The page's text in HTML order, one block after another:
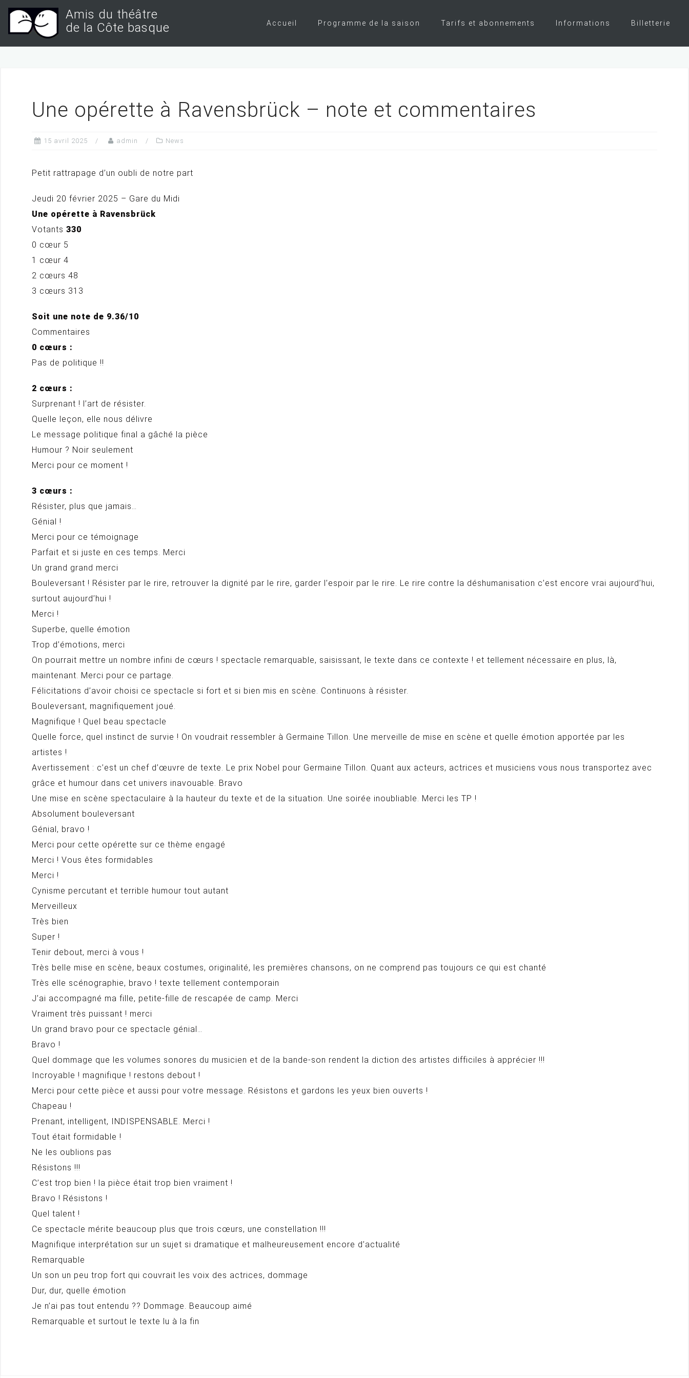
Amis du théâtre
de la Côte basque
Accueil Programme de la saison Tarifs et abonnements Informations Billetterie
Une opérette à Ravensbrück – note et commentaires
15 avril 2025 admin News
Petit rattrapage d’un oubli de notre part
Jeudi 20 février 2025 – Gare du Midi
Une opérette à Ravensbrück
Votants 330
0 cœur 5
1 cœur 4
2 cœurs 48
3 cœurs 313
Soit une note de 9.36/10
Commentaires
0 cœurs :
Pas de politique !!
2 cœurs :
Surprenant ! l’art de résister.
Quelle leçon, elle nous délivre
Le message politique final a gâché la pièce
Humour ? Noir seulement
Merci pour ce moment !
3 cœurs :
Résister, plus que jamais…
Génial !
Merci pour ce témoignage
Parfait et si juste en ces temps. Merci
Un grand grand merci
Bouleversant ! Résister par le rire, retrouver la dignité par le rire, garder l’espoir par le rire. Le rire contre la déshumanisation c’est encore vrai aujourd’hui,
surtout aujourd’hui !
Merci !
Superbe, quelle émotion
Trop d’émotions, merci
On pourrait mettre un nombre infini de cœurs ! spectacle remarquable, saisissant, le texte dans ce contexte ! et tellement nécessaire en plus, là,
maintenant. Merci pour ce partage.
Félicitations d’avoir choisi ce spectacle si fort et si bien mis en scène. Continuons à résister.
Bouleversant, magnifiquement joué.
Magnifique ! Quel beau spectacle
Quelle force, quel instinct de survie ! On voudrait ressembler à Germaine Tillon. Une merveille de mise en scène et quelle émotion apportée par les
artistes !
Avertissement : c’est un chef d’œuvre de texte. Le prix Nobel pour Germaine Tillon. Quant aux acteurs, actrices et musiciens vous nous transportez avec
grâce et humour dans cet univers inavouable. Bravo
Une mise en scène spectaculaire à la hauteur du texte et de la situation. Une soirée inoubliable. Merci les TP !
Absolument bouleversant
Génial, bravo !
Merci pour cette opérette sur ce thème engagé
Merci ! Vous êtes formidables
Merci !
Cynisme percutant et terrible humour tout autant
Merveilleux
Très bien
Super !
Tenir debout, merci à vous !
Très belle mise en scène, beaux costumes, originalité, les premières chansons, on ne comprend pas toujours ce qui est chanté
Très elle scénographie, bravo ! texte tellement contemporain
J’ai accompagné ma fille, petite-fille de rescapée de camp. Merci
Vraiment très puissant ! merci
Un grand bravo pour ce spectacle génial…
Bravo !
Quel dommage que les volumes sonores du musicien et de la bande-son rendent la diction des artistes difficiles à apprécier !!!
Incroyable ! magnifique ! restons debout !
Merci pour cette pièce et aussi pour votre message. Résistons et gardons les yeux bien ouverts !
Chapeau !
Prenant, intelligent, INDISPENSABLE. Merci !
Tout était formidable !
Ne les oublions pas
Résistons !!!
C’est trop bien ! la pièce était trop bien vraiment !
Bravo ! Résistons !
Quel talent !
Ce spectacle mérite beaucoup plus que trois cœurs, une constellation !!!
Magnifique interprétation sur un sujet si dramatique et malheureusement encore d’actualité
Remarquable
Un son un peu trop fort qui couvrait les voix des actrices, dommage
Dur, dur, quelle émotion
Je n’ai pas tout entendu ?? Dommage. Beaucoup aimé
Remarquable et surtout le texte lu à la fin